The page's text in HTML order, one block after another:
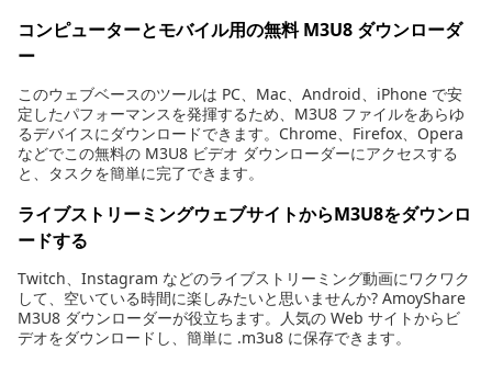
コンピューターとモバイル用の無料 M3U8 ダウンローダ
ー
このウェブベースのツールは PC、Mac、Android、iPhone で安
定したパフォーマンスを発揮するため、M3U8 ファイルをあらゆ
るデバイスにダウンロードできます。Chrome、Firefox、Opera
などでこの無料の M3U8 ビデオ ダウンローダーにアクセスする
と、タスクを簡単に完了できます。
ライブストリーミングウェブサイトからM3U8をダウンロ
ードする
Twitch、Instagram などのライブストリーミング動画にワクワク
して、空いている時間に楽しみたいと思いませんか? AmoyShare
M3U8 ダウンローダーが役立ちます。人気の Web サイトからビ
デオをダウンロードし、簡単に .m3u8 に保存できます。